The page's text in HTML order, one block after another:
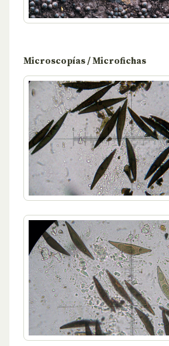
Microscopías / Microfichas